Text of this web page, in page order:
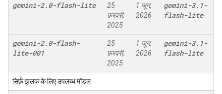
gemini-2.0-flash-lite
25
फ़रवरी,
2025
1 जून,
2026
gemini-3. 1-
flash-lite
gemini-2.0-flash-
lite-001
25
फ़रवरी,
2025
1 जून,
2026
gemini-3. 1-
flash-lite
सिर्फ़ झलक के लिए उपलब्ध मॉडल